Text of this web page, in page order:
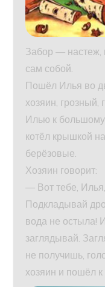
Забор — настеж,
сам собой.
Пошёл Илья во
хозяин, грозный,
Илью к большому
котёл крышкой
берёзовые.
Хозяин говорит:
— Вот тебе, Илья,
Подкладывай
вода не остыла!
заглядывай.
не получишь,
хозяин и пошёл к